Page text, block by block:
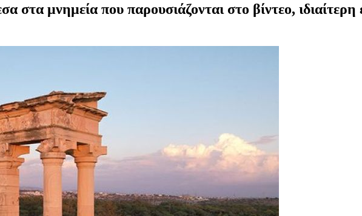
μνημεία που παρουσιάζονται στο βίντεο, ιδιαίτερη